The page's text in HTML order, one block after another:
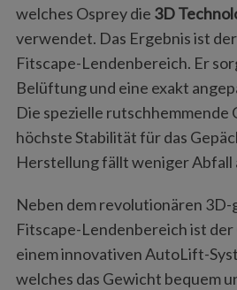
welches Osprey die 3D
verwendet. Das Ergebnis ist
Fitscape-Lendenbereich. Er
Belüftung und eine exakt
Die spezielle
höchste Stabilität für das
Herstellung fällt weniger Abfall
Neben dem revolutionären
Fitscape-Lendenbereich ist
einem innovativen AutoLift-
welches das Gewicht bequem